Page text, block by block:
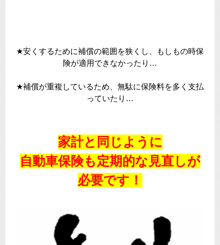
★安くするために補償の範囲を狭くし、もしもの時保
険が適用できなかったり…
★補償が重複しているため、無駄に保険料を多く支払
っていたり…
家計と同じように
自動車保険も定期的な見直しが
必要です！